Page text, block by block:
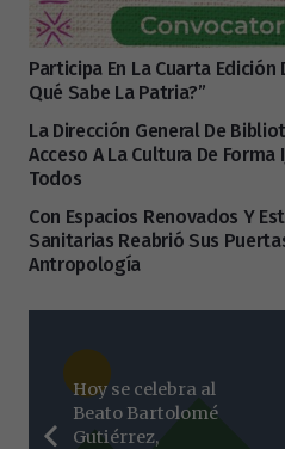
Participa En La Cuarta Edición
Qué Sabe La Patria?”
La Dirección General De
Acceso A La Cultura De
Todos
Con Espacios Renovados Y
Sanitarias Reabrió Sus
Antropología
Hoy se celebra al
Beato Bartolomé
Gutiérrez,